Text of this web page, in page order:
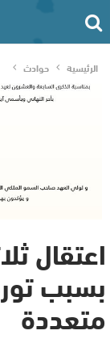
الرئيسية حوادث
اعتقال
بسبب
متعددة